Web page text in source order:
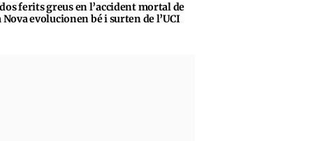
ferits greus en l’accident mortal de
evolucionen bé i surten de l’UCI